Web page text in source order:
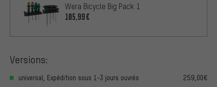
Wera Bicycle Big Pack 1
105,99€
Versions:
universal, Expédition sous 1-3 jours ouvrés 259,00€